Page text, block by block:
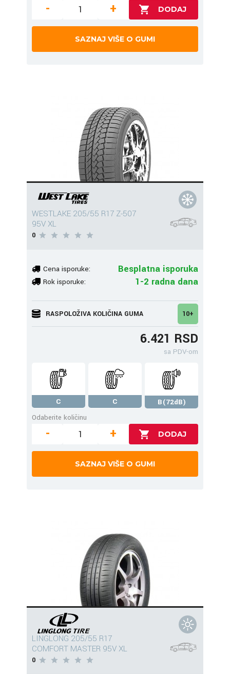
- +
SAZNAJ VIŠE O GUMI
WESTLAKE 205/55 R17 Z-507
95V XL
0
Cena isporuke: Besplatna isporuka
Rok isporuke: 1-2 radna dana
RASPOLOŽIVA KOLIČINA GUMA 10+
6.421 RSD
sa PDV-om
C C
B(72dB)
Odaberite količinu
- +
SAZNAJ VIŠE O GUMI
LINGLONG 205/55 R17
COMFORT MASTER 95V XL
0